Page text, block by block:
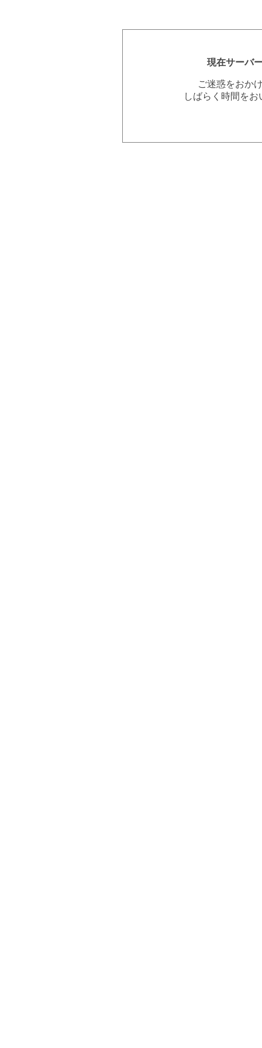
現在サーバ
ご迷惑をおか
しばらく時間を